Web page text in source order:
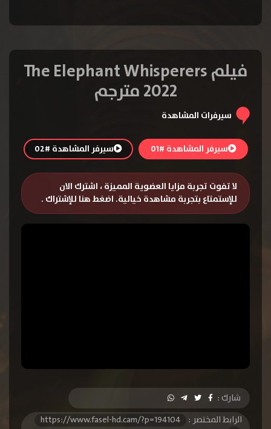
فيلم The Elephant Whisperers
2022 مترجم
سيرفرات المشاهدة
سيرفر المشاهدة #01 سيرفر المشاهدة #02
لا تفوت تجربة مزايا العضوية المميزة ، اشترك الان
للإستمتاع بتجربة مشاهدة خيالية. اضغط هنا للإشتراك .
شارك :
الرابط المختصر :
https://www.fasel-hd.cam/?p=194104